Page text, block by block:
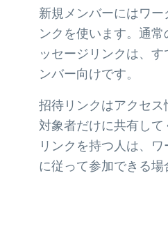
新規メンバーにはワー
ンクを使います。通
ッセージリンクは、
ンバー向けです。
招待リンクはアクセス
対象者だけに共有し
リンクを持つ人は、
に従って参加できる場